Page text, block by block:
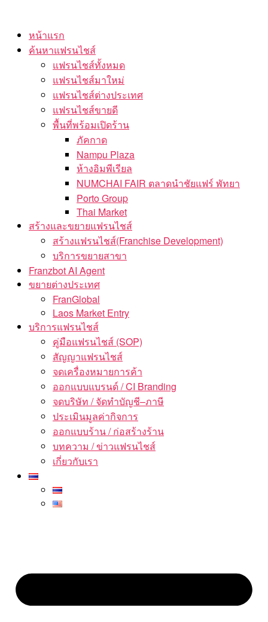
content
หน้าแรก
ค้นหาแฟรนไชส์
แฟรนไชส์ทั้งหมด
แฟรนไชส์มาใหม่
แฟรนไชส์ต่างประเทศ
แฟรนไชส์ขายดี
พื้นที่พร้อมเปิดร้าน
ภัคกาด
Nampu Plaza
ห้างอิมพีเรียล
NUMCHAI FAIR ตลาดนำชัยแฟร์ พัทยา
Porto Group
Thai Market
สร้างและขยายแฟรนไชส์
สร้างแฟรนไชส์(Franchise Development)
บริการขยายสาขา
Franzbot AI Agent
ขยายต่างประเทศ
FranGlobal
Laos Market Entry
บริการแฟรนไชส์
คู่มือแฟรนไชส์ (SOP)
สัญญาแฟรนไชส์
จดเครื่องหมายการค้า
ออกแบบแบรนด์ / CI Branding
จดบริษัท / จัดทำบัญชี–ภาษี
ประเมินมูลค่ากิจการ
ออกแบบร้าน / ก่อสร้างร้าน
บทความ / ข่าวแฟรนไชส์
เกี่ยวกับเรา